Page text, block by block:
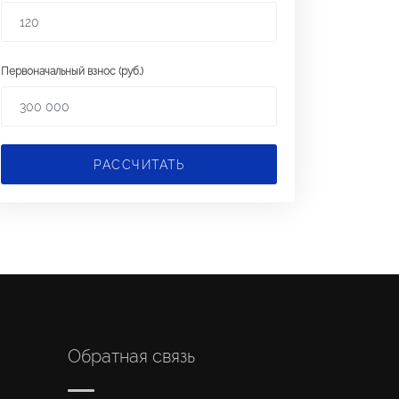
Первоначальный взнос (руб.)
РАССЧИТАТЬ
Обратная связь